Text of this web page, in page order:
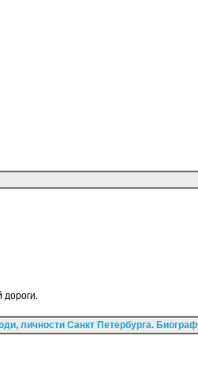
дороги.
личности Санкт Петербурга.